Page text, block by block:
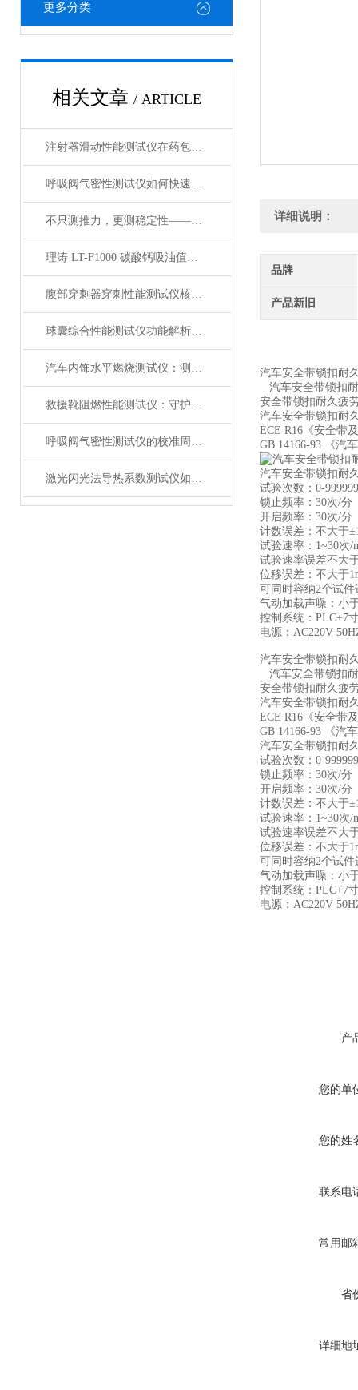
更多分类
相关文章 / ARTICLE
注射器滑动性能测试仪在药包材检测中的应用
呼吸阀气密性测试仪如何快速判断呼吸阀是否失效？
不只测推力，更测稳定性——注射器滑动性能测试仪全面解析
理涛 LT-F1000 碳酸钙吸油值测试仪 介绍说明
腹部穿刺器穿刺性能测试仪核心测试指标：穿刺力、峰值力、穿透力解析
球囊综合性能测试仪功能解析：额定爆破压（RBP）、顺应性、疲劳强度
汽车内饰水平燃烧测试仪：测试步骤、试样制备与结果判读
救援靴阻燃性能测试仪：守护救援人员足部安全的检测装备
呼吸阀气密性测试仪的校准周期与重要性
激光闪光法导热系数测试仪如何征服极端温度下的材料测试？
详细说明：
品牌
产品新旧
汽车安全带锁扣耐
汽车安全带锁扣
安全带锁扣耐久疲
汽车安全带锁扣耐
ECE R16《安全带
GB 14166-93 《汽
汽车安全带锁扣耐
试验次数：0-
锁止频率：30次/分
开启频率：30次/分
计数误差：不大于
试验速率：1~30次/
试验速率误差不大
位移误差：不大于
可同时容纳2个试件
气动加载声噪：小
控制系统：PLC+7
电源：AC220V
汽车安全带锁扣耐
汽车安全带锁扣
安全带锁扣耐久疲
汽车安全带锁扣耐
ECE R16《安全带
GB 14166-93 《汽
汽车安全带锁扣耐
试验次数：0-
锁止频率：30次/分
开启频率：30次/分
计数误差：不大于
试验速率：1~30次/
试验速率误差不大
位移误差：不大于
可同时容纳2个试件
气动加载声噪：小
控制系统：PLC+7
电源：AC220V
产
您的单
您的姓
联系电
常用邮
省
详细地